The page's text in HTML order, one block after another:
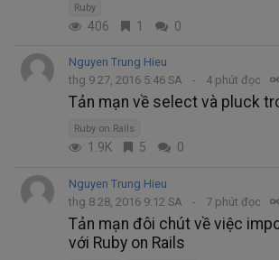
Ruby
406 1 0
Nguyen Trung Hieu
thg 9 27, 2016 5:46 SA
4 phút đọc
Tản mạn về select và pluck
Ruby on Rails
1.9K 5 0
Nguyen Trung Hieu
thg 8 28, 2016 9:12 SA
7 phút đọc
Tản mạn đôi chút về việc
với Ruby on Rails